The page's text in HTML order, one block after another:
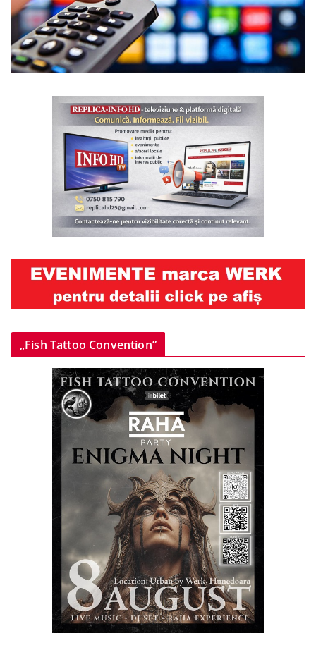
„Fish Tattoo Convention”